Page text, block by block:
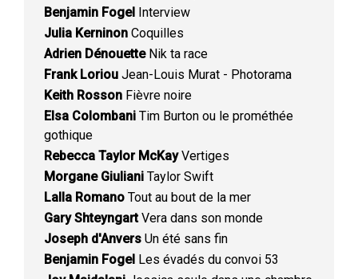
Benjamin Fogel Interview
Julia Kerninon Coquilles
Adrien DénouetteNik ta race
Frank Loriou Jean-Louis Murat - Photorama
Keith Rosson Fièvre noire
Elsa Colombani Tim Burton ou le prométhée
gothique
Rebecca Taylor McKayVertiges
Morgane Giuliani Taylor Swift
Lalla Romano Tout au bout de la mer
Gary ShteyngartVera dans son monde
Joseph d'Anvers Un été sans fin
Benjamin Fogel Les évadés du convoi 53